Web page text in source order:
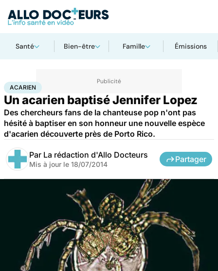
Santé Bien-être Famille Émissions
AccueilSanté
ACARIEN
Un acarien baptisé Jennifer Lopez
Des chercheurs fans de la chanteuse pop n'ont pas
hésité à baptiser en son honneur une nouvelle espèce
d'acarien découverte près de Porto Rico.
Par La rédaction d'Allo Docteurs
Mis à jour le 18/07/2014
Partager